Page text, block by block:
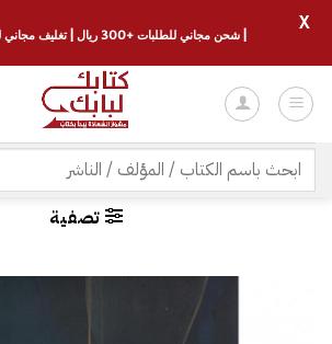
للمحتوى
البحث
عن:
تصفية
| شحن مجاني للطلبات +300 ريال | تغليف مجاني للطلبات +150 ريال |
X